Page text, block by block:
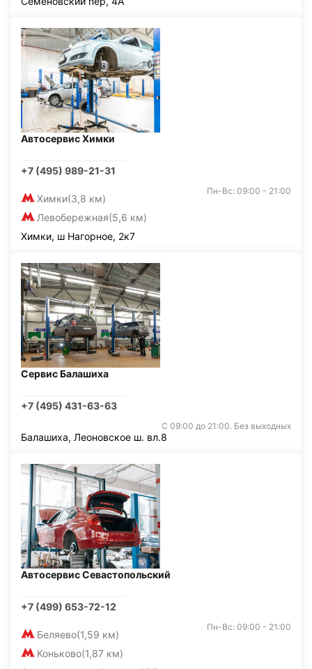
Автосервис Химки
+7 (495) 989-21-31
Химки(3,8 км)
Левобережная(5,6 км)
Пн-Вс: 09:00 - 21:00
Химки, ш Нагорное, 2к7
Сервис Балашиха
+7 (495) 431-63-63
С 09:00 до 21:00. Без выходных
Балашиха, Леоновское ш. вл.8
Автосервис Севастопольский
+7 (499) 653-72-12
Беляево(1,59 км)
Коньково(1,87 км)
Пн-Вс: 09:00 - 21:00